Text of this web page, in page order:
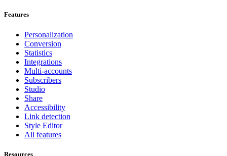
Features
Personalization
Conversion
Statistics
Integrations
Multi-accounts
Subscribers
Studio
Share
Accessibility
Link detection
Style Editor
All features
Resources